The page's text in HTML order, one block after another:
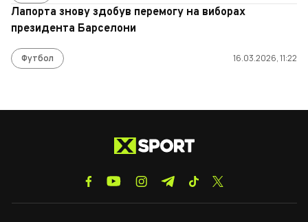
Лапорта знову здобув перемогу на виборах
президента Барселони
Футбол 16.03.2026, 11:22